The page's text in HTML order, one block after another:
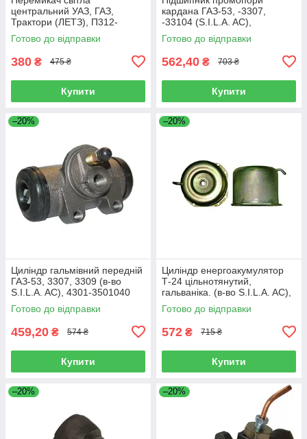
центральний УАЗ, ГАЗ,
Трактори (ЛЕТЗ), П312-
3709000
Готово до відправки
380 ₴ 475 ₴
Купити
кардана ГАЗ-53, -3307,
-33104 (S.I.L.A. AC),
53А-2202085-10
Готово до відправки
562,40 ₴ 703 ₴
Купити
–20%
Циліндр гальмівний передній
ГАЗ-53, 3307, 3309 (в-во
S.I.L.A. AC), 4301-3501040
Готово до відправки
459,20 ₴ 574 ₴
Купити
–20%
Циліндр енергоакумулятор
Т-24 цільнотянутий,
гальваніка. (в-во S.I.L.A. AC),
100.3519262
Готово до відправки
572 ₴ 715 ₴
Купити
–20% –20%